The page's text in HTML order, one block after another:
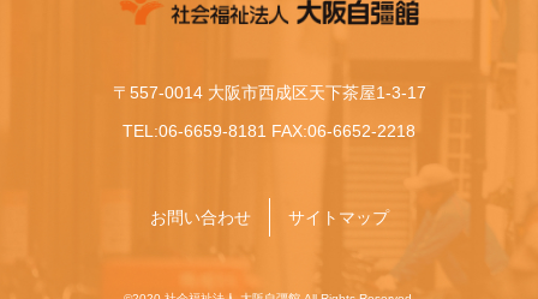
〒557-0014 大阪市西成区天下茶屋1-3-17
TEL:06-6659-8181 FAX:06-6652-2218
お問い合わせ サイトマップ